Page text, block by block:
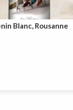
Blanc, Rousanne